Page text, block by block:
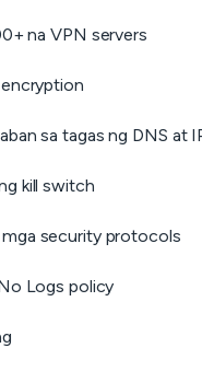
na VPN servers
sa tagas ng DNS at
kill switch
mga security protocols
Logs policy